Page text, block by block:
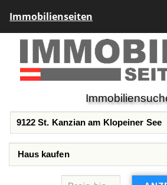
Immobilienseiten